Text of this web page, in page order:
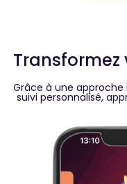
Grâce à une
suivi personnalisé,